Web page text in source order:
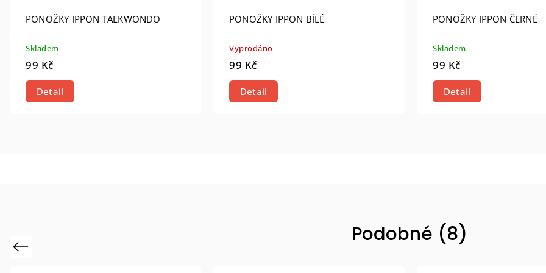
PONOŽKY IPPON TAEKWONDO
Skladem
99 Kč
Detail
PONOŽKY IPPON BÍLÉ
Vyprodáno
99 Kč
Detail
PONOŽKY IPPON ČERNÉ
Skladem
99 Kč
Detail
Podobné (8)
Previous